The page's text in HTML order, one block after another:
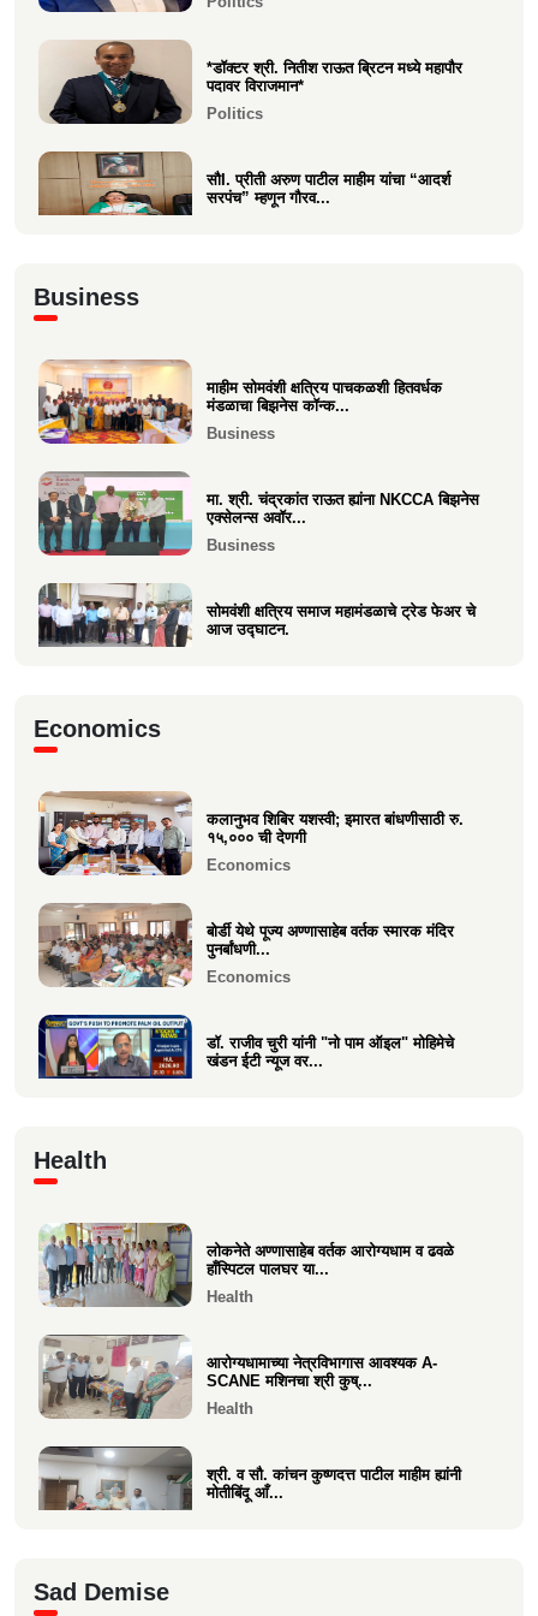
Entertainment
*डॉक्टर श्री. नितीश राऊत ब्रिटन मध्ये महापौर
पदावर विराजमान*
Politics
सौI. प्रीती अरुण पाटील माहीम यांचा “आदर्श
सरपंच” म्हणून गौरव...
श्री. अजूभाई यशवंत ठाकूर ह्यांची मा.श्री.उद्धव
बाळासाहेब ठा...
Politics
Business
माहीम सोमवंशी क्षत्रिय पाचकळशी हितवर्धक
मंडळाचा बिझनेस कॉन्क...
Business
मा. श्री. चंद्रकांत राऊत ह्यांना NKCCA बिझनेस
एक्सेलन्स अवॉर...
Business
सोमवंशी क्षत्रिय समाज महामंडळाचे ट्रेड फेअर चे
आज उद्घाटन.
वक्रतुंड ऍग्रो याचे उद्घाटन, माहीम
Business
Economics
कलानुभव शिबिर यशस्वी; इमारत बांधणीसाठी रु.
१५,००० ची देणगी
Economics
बोर्डी येथे पूज्य अण्णासाहेब वर्तक स्मारक मंदिर
पुनर्बांधणी...
Economics
डॉ. राजीव चुरी यांनी "नो पाम ऑइल" मोहिमेचे
खंडन ईटी न्यूज वर...
वसई विकास सहकारी बँकेचे अध्यक्ष आशय राऊत
Health
लोकनेते अण्णासाहेब वर्तक आरोग्यधाम व ढवळे
हाँस्पिटल पालघर या...
Health
आरोग्यधामाच्या नेत्रविभागास आवश्यक A-
SCANE मशिनचा श्री कुष्...
Health
श्री. व सौ. कांचन कुष्णदत्त पाटील माहीम ह्यांनी
मोतीबिंदू आँ...
Sad Demise